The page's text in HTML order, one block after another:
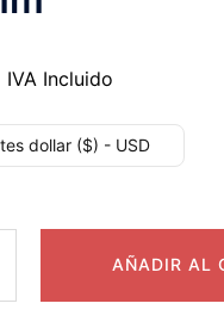
IVA Incluido
dollar ($) - USD
AÑADIR AL